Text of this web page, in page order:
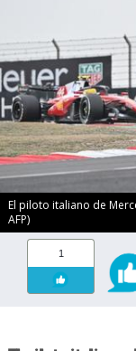
El piloto italiano de
AFP)
1